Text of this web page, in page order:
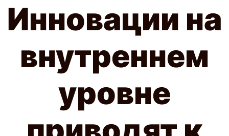
Инновации на
внутреннем
уровне